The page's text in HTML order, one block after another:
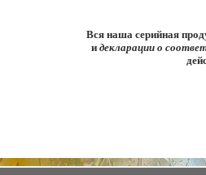
Вся наша серийная
и декларации о